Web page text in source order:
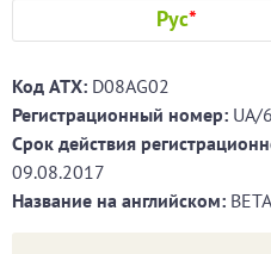
Рус*
Код ATХ: D08AG02
Регистрационный номер: UA/
Срок действия
09.08.2017
Название на английском: